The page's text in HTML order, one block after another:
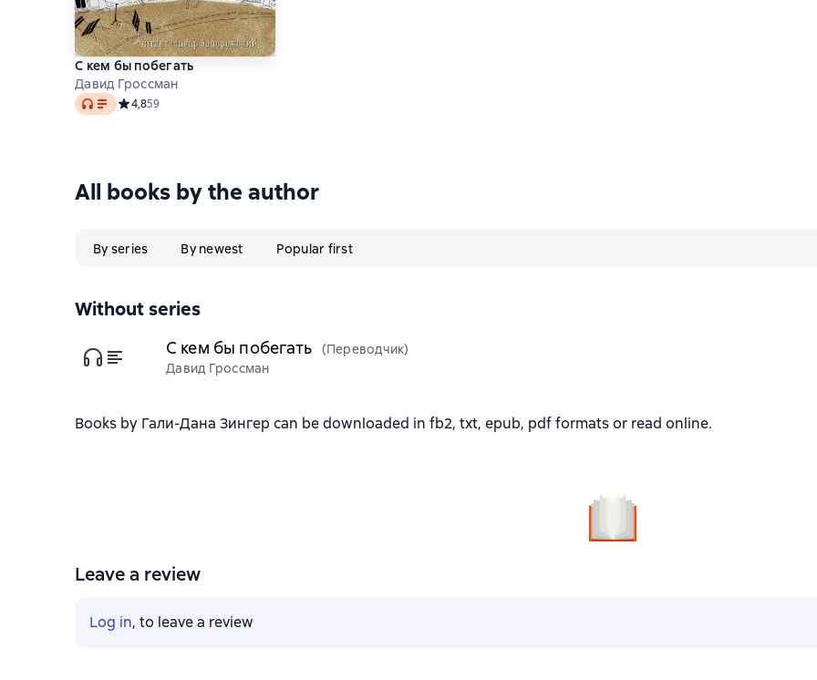
С кем бы побегать
Давид Гроссман
Audio Средний рейтинг 4,8 на основе 59 оценок
4,859
All books by the author
By series By newest Popular first
Without series
С кем бы побегать
(Переводчик)
Давид Гроссман
Books by Гали-Дана Зингер can be downloaded in fb2, txt, epub, pdf formats or read online.
Leave a review
Log in, to leave a review